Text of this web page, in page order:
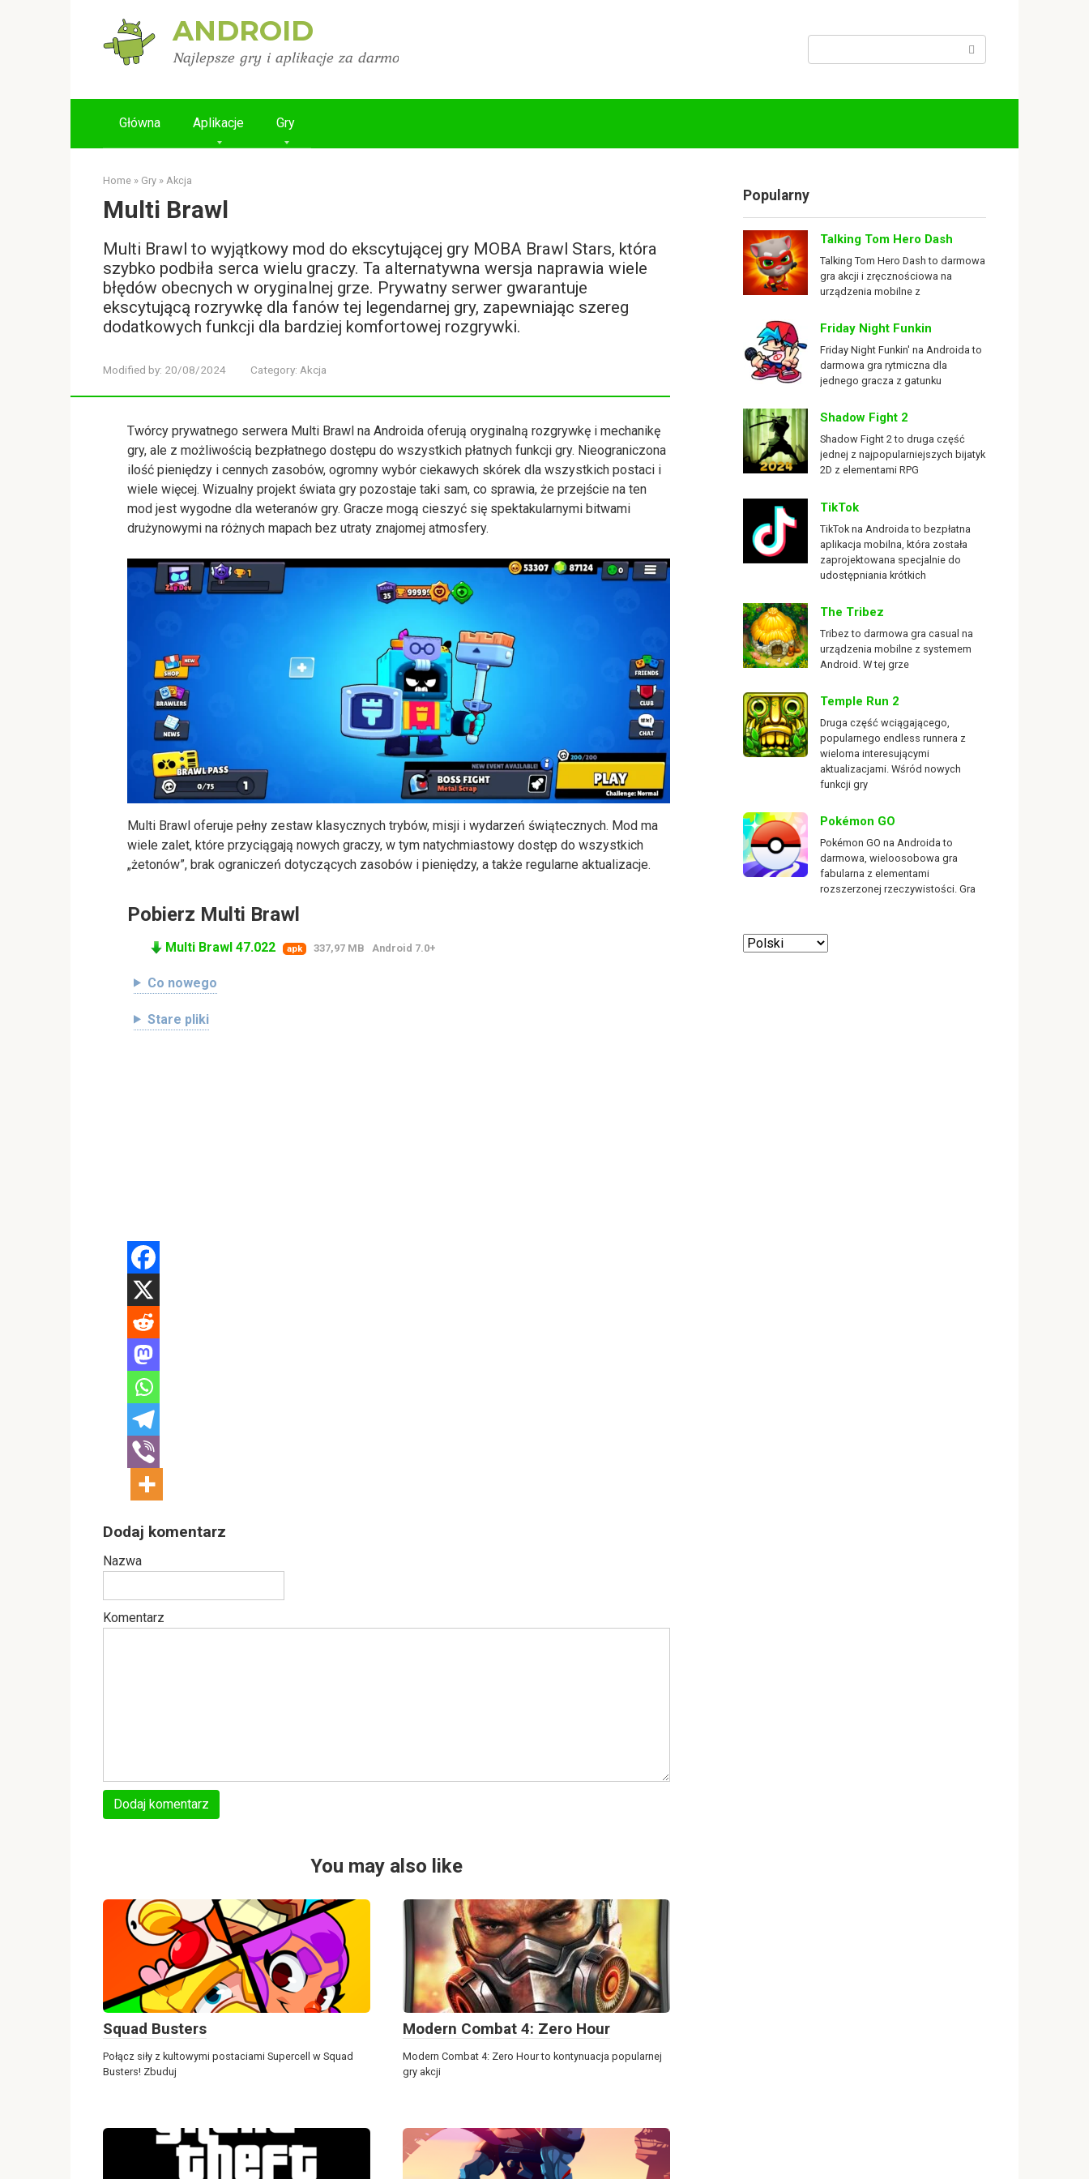
ANDROID
Najlepsze gry i aplikacje za darmo
Główna Aplikacje Gry
Home » Gry » Akcja
Multi Brawl
Multi Brawl to wyjątkowy mod do ekscytującej gry MOBA Brawl Stars, która
szybko podbiła serca wielu graczy. Ta alternatywna wersja naprawia wiele
błędów obecnych w oryginalnej grze. Prywatny serwer gwarantuje
ekscytującą rozrywkę dla fanów tej legendarnej gry, zapewniając szereg
dodatkowych funkcji dla bardziej komfortowej rozgrywki.
Modified by: 20/08/2024 Category: Akcja
Twórcy prywatnego serwera Multi Brawl na Androida oferują oryginalną rozgrywkę i mechanikę
gry, ale z możliwością bezpłatnego dostępu do wszystkich płatnych funkcji gry. Nieograniczona
ilość pieniędzy i cennych zasobów, ogromny wybór ciekawych skórek dla wszystkich postaci i
wiele więcej. Wizualny projekt świata gry pozostaje taki sam, co sprawia, że przejście na ten
mod jest wygodne dla weteranów gry. Gracze mogą cieszyć się spektakularnymi bitwami
drużynowymi na różnych mapach bez utraty znajomej atmosfery.
Multi Brawl oferuje pełny zestaw klasycznych trybów, misji i wydarzeń świątecznych. Mod ma
wiele zalet, które przyciągają nowych graczy, w tym natychmiastowy dostęp do wszystkich
„żetonów”, brak ograniczeń dotyczących zasobów i pieniędzy, a także regularne aktualizacje.
Pobierz Multi Brawl
Multi Brawl 47.022 apk 337,97 MB Android 7.0+
Co nowego
Stare pliki
Dodaj komentarz
Nazwa
Komentarz
You may also like
Squad Busters
Połącz siły z kultowymi postaciami Supercell w Squad
Busters! Zbuduj
Modern Combat 4: Zero Hour
Modern Combat 4: Zero Hour to kontynuacja popularnej
gry akcji
Popularny
Talking Tom Hero Dash
Talking Tom Hero Dash to darmowa
gra akcji i zręcznościowa na
urządzenia mobilne z
Friday Night Funkin
Friday Night Funkin' na Androida to
darmowa gra rytmiczna dla
jednego gracza z gatunku
Shadow Fight 2
Shadow Fight 2 to druga część
jednej z najpopularniejszych bijatyk
2D z elementami RPG
TikTok
TikTok na Androida to bezpłatna
aplikacja mobilna, która została
zaprojektowana specjalnie do
udostępniania krótkich
The Tribez
Tribez to darmowa gra casual na
urządzenia mobilne z systemem
Android. W tej grze
Temple Run 2
Druga część wciągającego,
popularnego endless runnera z
wieloma interesującymi
aktualizacjami. Wśród nowych
funkcji gry
Pokémon GO
Pokémon GO na Androida to
darmowa, wieloosobowa gra
fabularna z elementami
rozszerzonej rzeczywistości. Gra
Wybierz